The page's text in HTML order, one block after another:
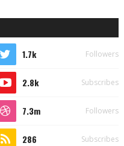
1.7k Followers
2.8k Subscribes
7.3m Followers
286 Subscribes